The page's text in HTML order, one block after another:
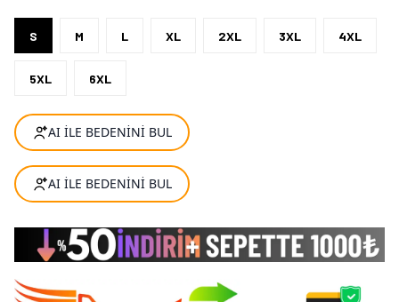
S M L XL 2XL 3XL 4XL
5XL 6XL